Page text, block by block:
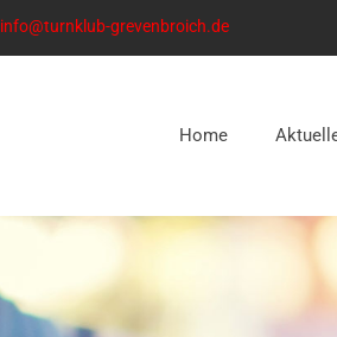
info@turnklub-grevenbroich.de
Home